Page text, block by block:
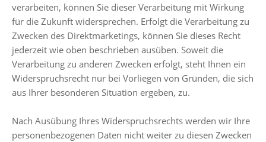
verarbeiten, können Sie dieser Verarbeitung mit Wirkung
für die Zukunft widersprechen. Erfolgt die Verarbeitung zu
Zwecken des Direktmarketings, können Sie dieses Recht
jederzeit wie oben beschrieben ausüben. Soweit die
Verarbeitung zu anderen Zwecken erfolgt, steht Ihnen ein
Widerspruchsrecht nur bei Vorliegen von Gründen, die sich
aus Ihrer besonderen Situation ergeben, zu.
Nach Ausübung Ihres Widerspruchsrechts werden wir Ihre
personenbezogenen Daten nicht weiter zu diesen Zwecken